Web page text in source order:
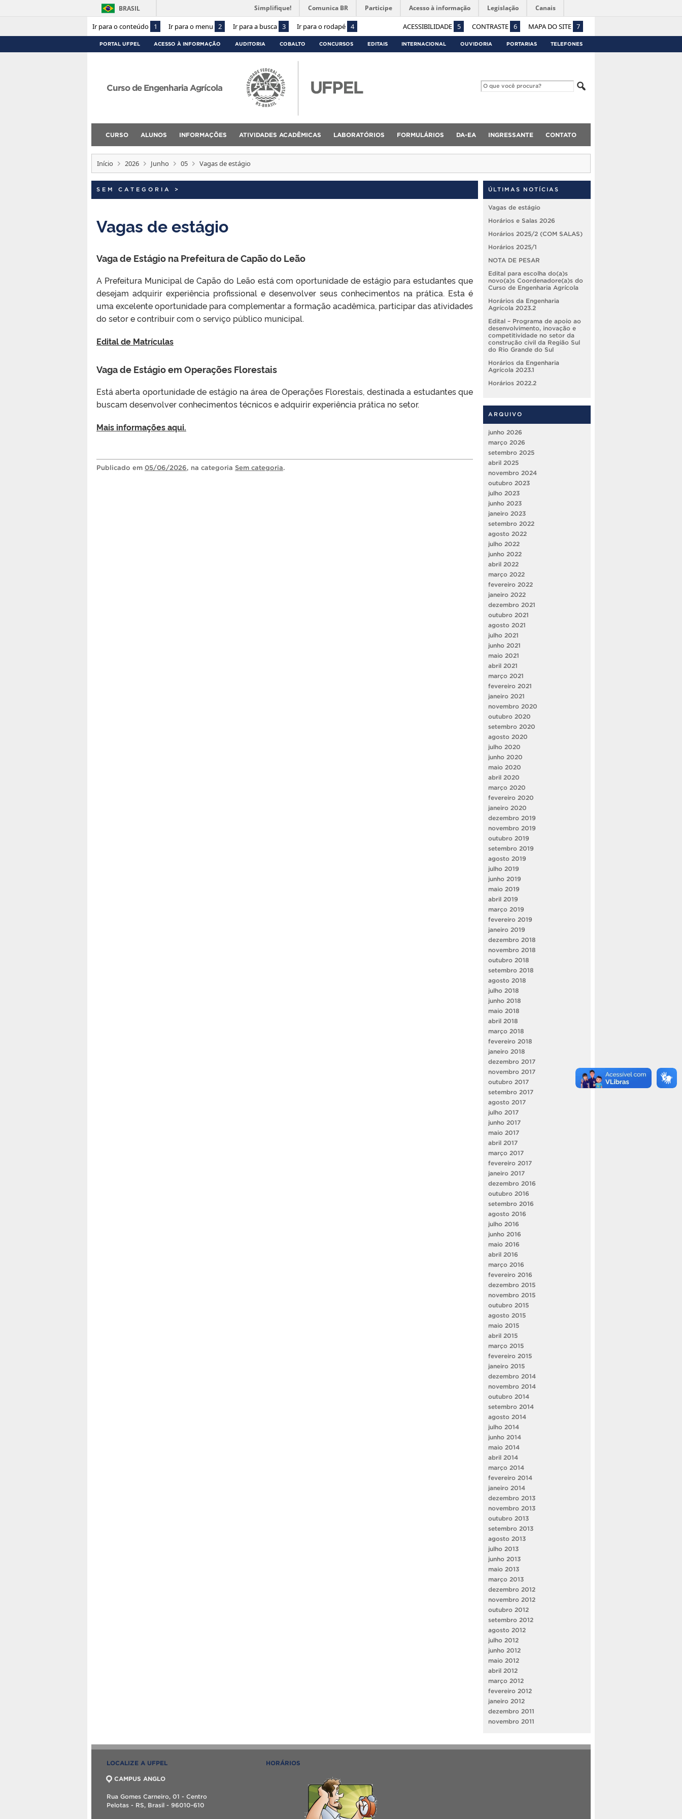
Ir para o conteúdo 1 Ir para o menu 2 Ir para a busca 3 Ir para o rodapé 4 ACESSIBILIDADE 5 CONTRASTE 6 MAPA DO SITE 7
BRASIL Simplifique! Comunica BR Participe Acesso à informação Legislação Canais
PORTAL UFPEL ACESSO À INFORMAÇÃO AUDITORIA COBALTO CONCURSOS EDITAIS INTERNACIONAL OUVIDORIA PORTARIAS TELEFONES
Curso de Engenharia Agrícola
CURSO ALUNOS INFORMAÇÕES ATIVIDADES ACADÊMICAS LABORATÓRIOS FORMULÁRIOS DA-EA INGRESSANTE CONTATO
Início 2026 Junho 05 Vagas de estágio
SEM CATEGORIA >
Vagas de estágio
Vaga de Estágio na Prefeitura de Capão do Leão
A Prefeitura Municipal de Capão do Leão está com oportunidade de estágio para estudantes que
desejam adquirir experiência profissional e desenvolver seus conhecimentos na prática. Esta é
uma excelente oportunidade para complementar a formação acadêmica, participar das atividades
do setor e contribuir com o serviço público municipal.
Edital de Matrículas
Vaga de Estágio em Operações Florestais
Está aberta oportunidade de estágio na área de Operações Florestais, destinada a estudantes que
buscam desenvolver conhecimentos técnicos e adquirir experiência prática no setor.
Mais informações aqui.
Publicado em 05/06/2026, na categoria Sem categoria.
ÚLTIMAS NOTÍCIAS
Vagas de estágio
Horários e Salas 2026
Horários 2025/2 (COM SALAS)
Horários 2025/1
NOTA DE PESAR
Edital para escolha do(a)s
novo(a)s Coordenadore(a)s do
Curso de Engenharia Agrícola
Horários da Engenharia
Agrícola 2023.2
Edital – Programa de apoio ao
desenvolvimento, inovação e
competitividade no setor da
construção civil da Região Sul
do Rio Grande do Sul
Horários da Engenharia
Agrícola 2023.1
Horários 2022.2
ARQUIVO
junho 2026
março 2026
setembro 2025
abril 2025
novembro 2024
outubro 2023
julho 2023
junho 2023
janeiro 2023
setembro 2022
agosto 2022
julho 2022
junho 2022
abril 2022
março 2022
fevereiro 2022
janeiro 2022
dezembro 2021
outubro 2021
agosto 2021
julho 2021
junho 2021
maio 2021
abril 2021
março 2021
fevereiro 2021
janeiro 2021
novembro 2020
outubro 2020
setembro 2020
agosto 2020
julho 2020
junho 2020
maio 2020
abril 2020
março 2020
fevereiro 2020
janeiro 2020
dezembro 2019
novembro 2019
outubro 2019
setembro 2019
agosto 2019
julho 2019
junho 2019
maio 2019
abril 2019
março 2019
fevereiro 2019
janeiro 2019
dezembro 2018
novembro 2018
outubro 2018
setembro 2018
agosto 2018
julho 2018
junho 2018
maio 2018
abril 2018
março 2018
fevereiro 2018
janeiro 2018
dezembro 2017
novembro 2017
outubro 2017
setembro 2017
agosto 2017
julho 2017
junho 2017
maio 2017
abril 2017
março 2017
fevereiro 2017
janeiro 2017
dezembro 2016
outubro 2016
setembro 2016
agosto 2016
julho 2016
junho 2016
maio 2016
abril 2016
março 2016
fevereiro 2016
dezembro 2015
novembro 2015
outubro 2015
agosto 2015
maio 2015
abril 2015
março 2015
fevereiro 2015
janeiro 2015
dezembro 2014
novembro 2014
outubro 2014
setembro 2014
agosto 2014
julho 2014
junho 2014
maio 2014
abril 2014
março 2014
fevereiro 2014
janeiro 2014
dezembro 2013
novembro 2013
outubro 2013
setembro 2013
agosto 2013
julho 2013
junho 2013
maio 2013
março 2013
dezembro 2012
novembro 2012
outubro 2012
setembro 2012
agosto 2012
julho 2012
junho 2012
maio 2012
abril 2012
março 2012
fevereiro 2012
janeiro 2012
dezembro 2011
novembro 2011
LOCALIZE A UFPEL
CAMPUS ANGLO
Rua Gomes Carneiro, 01 - Centro
Pelotas - RS, Brasil - 96010-610
HORÁRIOS